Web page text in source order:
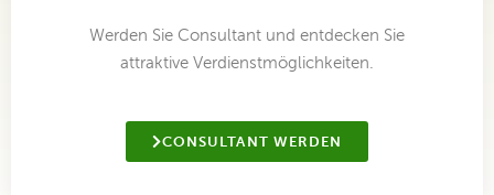
Werden Sie Consultant und entdecken Sie
attraktive Verdienstmöglichkeiten.
CONSULTANT WERDEN